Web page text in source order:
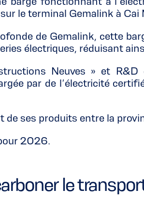
le terminal Gemalink à
de Gemalink, cette
électriques, réduisant
Neuves » et
par de l’électricité
de ses produits entre la
2026.
le